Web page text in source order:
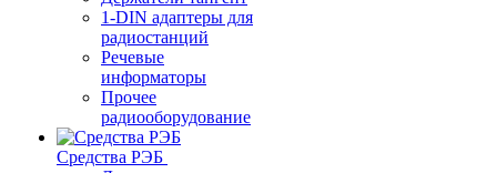
1-DIN адаптеры для
радиостанций
Речевые
информаторы
Прочее
радиооборудование
Средства РЭБ